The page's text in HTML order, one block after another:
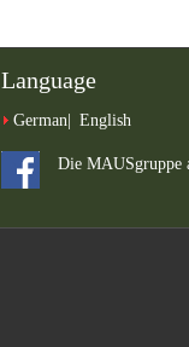
Language
German English
Die MAUSgruppe